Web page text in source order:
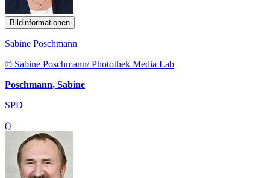
Bildinformationen
Sabine Poschmann
© Sabine Poschmann/ Photothek Media Lab
Poschmann, Sabine
SPD
()